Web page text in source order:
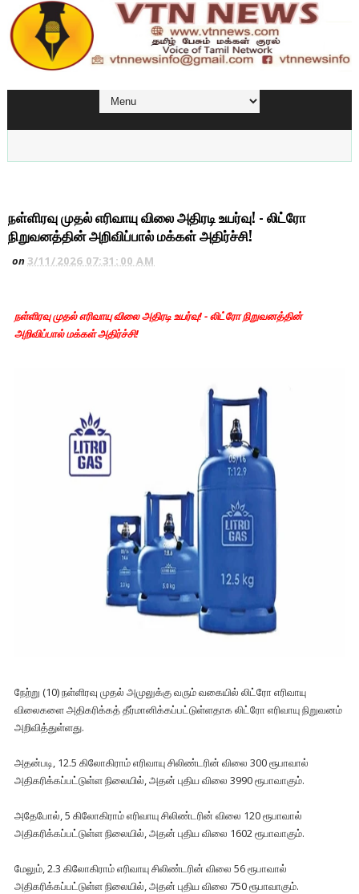
நள்ளிரவு முதல் எரிவாயு விலை அதிரடி உயர்வு! - லிட்ரோ
நிறுவனத்தின் அறிவிப்பால் மக்கள் அதிர்ச்சி!
on3/11/2026 07:31:00 AM
நள்ளிரவு முதல் எரிவாயு விலை அதிரடி உயர்வு! - லிட்ரோ நிறுவனத்தின்
அறிவிப்பால் மக்கள் அதிர்ச்சி!
நேற்று (10) நள்ளிரவு முதல் அமுலுக்கு வரும் வகையில் லிட்ரோ எரிவாயு
விலைகளை அதிகரிக்கத் தீர்மானிக்கப்பட்டுள்ளதாக லிட்ரோ எரிவாயு நிறுவனம்
அறிவித்துள்ளது.
அதன்படி, 12.5 கிலோகிராம் எரிவாயு சிலிண்டரின் விலை 300 ரூபாவால்
அதிகரிக்கப்பட்டுள்ள நிலையில், அதன் புதிய விலை 3990 ரூபாவாகும்.
அதேபோல், 5 கிலோகிராம் எரிவாயு சிலிண்டரின் விலை 120 ரூபாவால்
அதிகரிக்கப்பட்டுள்ள நிலையில், அதன் புதிய விலை 1602 ரூபாவாகும்.
மேலும், 2.3 கிலோகிராம் எரிவாயு சிலிண்டரின் விலை 56 ரூபாவால்
அதிகரிக்கப்பட்டுள்ள நிலையில், அதன் புதிய விலை 750 ரூபாவாகும்.